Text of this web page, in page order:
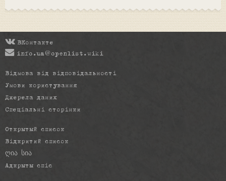
ВКонтакте
info.ua@openlist.wiki
Відмова від відповідальності
Умови користування
Джерела даних
Спеціальні сторінки
Открытый список
Відкритий список
ღია სია
Адкрыты спіс